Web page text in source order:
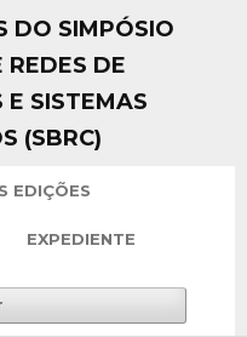
DO SIMPÓSIO
REDES DE
E SISTEMAS
(SBRC)
EDIÇÕES
EXPEDIENTE